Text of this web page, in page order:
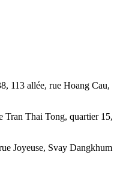
113 allée, rue Hoang Cau,
Tran Thai Tong, quartier 15,
Joyeuse, Svay Dangkhum